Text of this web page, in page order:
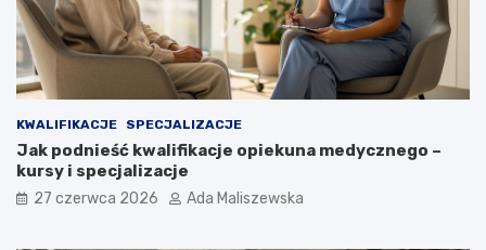
KWALIFIKACJE SPECJALIZACJE
Jak podnieść kwalifikacje opiekuna medycznego –
kursy i specjalizacje
27 czerwca 2026 Ada Maliszewska